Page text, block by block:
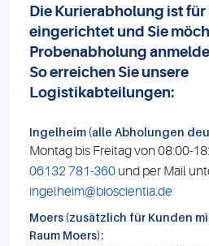
Die Kurierabholung ist für
eingerichtet und Sie
Probenabholung
So erreichen Sie unsere
Logistikabteilungen:
Ingelheim (alle Abholungen
Montag bis Freitag von 08:00-
06132 781-360 und per Mail
ingelheim@bioscientia.de
Moers (zusätzlich für Kunden
Raum Moers):